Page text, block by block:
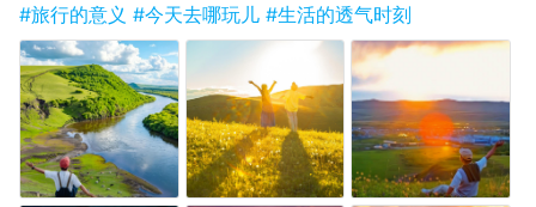
#旅行的意义 #今天去哪玩儿 #生活的透气时刻